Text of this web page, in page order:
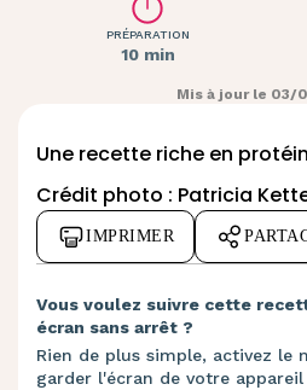
PRÉPARATION
10 min
Mis à jour le 03/
Une recette riche en
Crédit photo : Patricia
IMPRIMER
Vous voulez suivre cette
écran sans arrêt ?
Rien de plus simple, activez le
garder l'écran de votre